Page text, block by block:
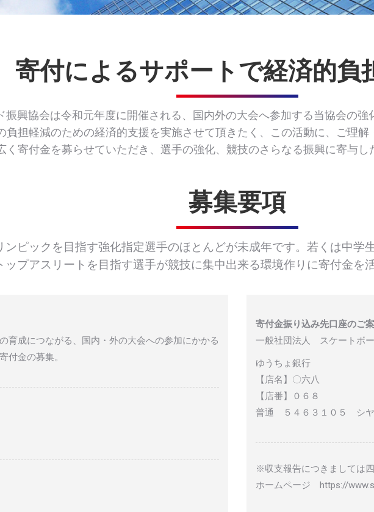
寄付によるサポートで経済的負
振興協会は令和元年度に開催される、国内外の大会へ参加する当協会の
負担軽減のための経済的支援を実施させて頂きたく、この活動に、ご理解
く寄付金を募らせていただき、選手の強化、競技のさらなる振興に寄与し
募集要項
ンピックを目指す強化指定選手のほとんどが未成年です。若くは中学
ップアスリートを目指す選手が競技に集中出来る環境作りに寄付金を
育成につながる、国内・外の大会への参加にかかる
付金の募集。
寄付金振り込み先口座のご
一般社団法人 スケートボ
ゆうちょ銀行
【店名】〇六八
【店番】０６８
普通 ５４６３１０５ シヤ
※収支報告につきましては
ホームページ https://